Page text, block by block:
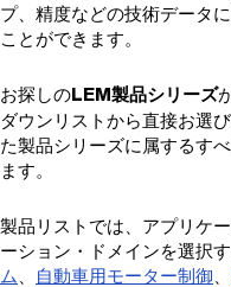
プ、精度などの技術データ
ことができます。
お探しの LEM製品シリーズ
ダウンリストから直接お選
た製品シリーズに属するす
ます。
製品リストでは、アプリケ
ーション・ドメインを選択す
ム
自動車用モーター制御